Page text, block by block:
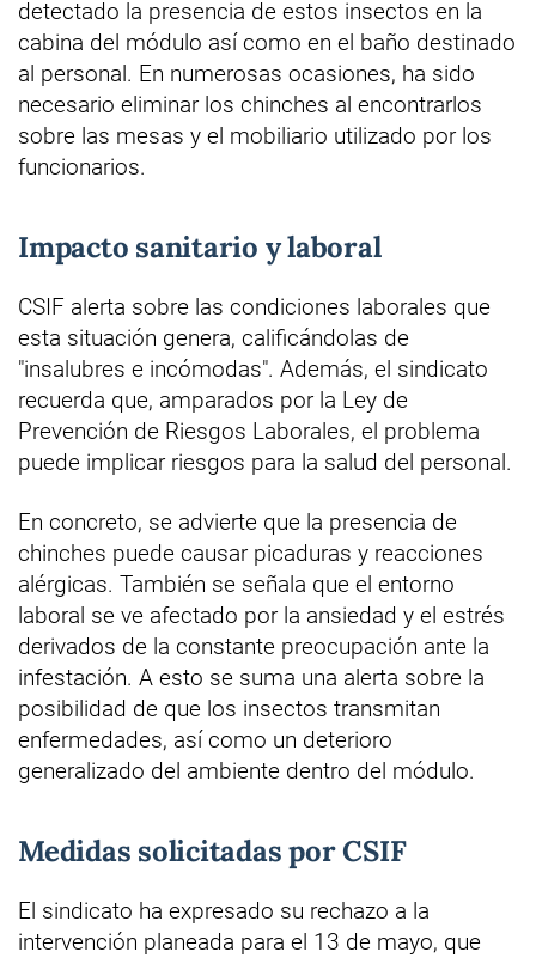
detectado la presencia de estos insectos en la
cabina del módulo así como en el baño destinado
al personal. En numerosas ocasiones, ha sido
necesario eliminar los chinches al encontrarlos
sobre las mesas y el mobiliario utilizado por los
funcionarios.
Impacto sanitario y laboral
CSIF alerta sobre las condiciones laborales que
esta situación genera, calificándolas de
"insalubres e incómodas". Además, el sindicato
recuerda que, amparados por la Ley de
Prevención de Riesgos Laborales, el problema
puede implicar riesgos para la salud del personal.
En concreto, se advierte que la presencia de
chinches puede causar picaduras y reacciones
alérgicas. También se señala que el entorno
laboral se ve afectado por la ansiedad y el estrés
derivados de la constante preocupación ante la
infestación. A esto se suma una alerta sobre la
posibilidad de que los insectos transmitan
enfermedades, así como un deterioro
generalizado del ambiente dentro del módulo.
Medidas solicitadas por CSIF
El sindicato ha expresado su rechazo a la
intervención planeada para el 13 de mayo, que